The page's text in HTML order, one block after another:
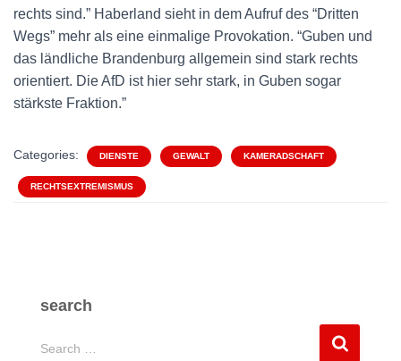
rechts sind.” Haberland sieht in dem Aufruf des “Dritten
Wegs” mehr als eine einmalige Provokation. “Guben und
das ländliche Brandenburg allgemein sind stark rechts
orientiert. Die AfD ist hier sehr stark, in Guben sogar
stärkste Fraktion.”
Categories: DIENSTE GEWALT KAMERADSCHAFT
RECHTSEXTREMISMUS
search
S
Search …